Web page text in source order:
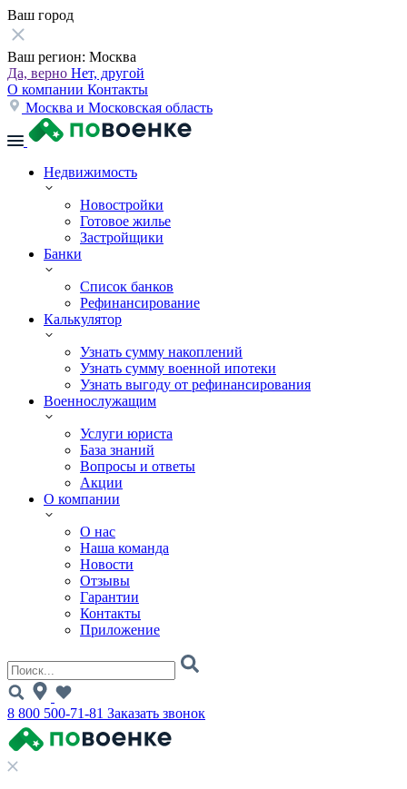
Ваш город
Ваш регион: Москва
Да, верно Нет, другой
О компании Контакты
Москва и Московская область
Недвижимость
Новостройки
Готовое жилье
Застройщики
Банки
Список банков
Рефинансирование
Калькулятор
Узнать сумму накоплений
Узнать сумму военной ипотеки
Узнать выгоду от рефинансирования
Военнослужащим
Услуги юриста
База знаний
Вопросы и ответы
Акции
О компании
О нас
Наша команда
Новости
Отзывы
Гарантии
Контакты
Приложение
8 800 500-71-81 Заказать звонок